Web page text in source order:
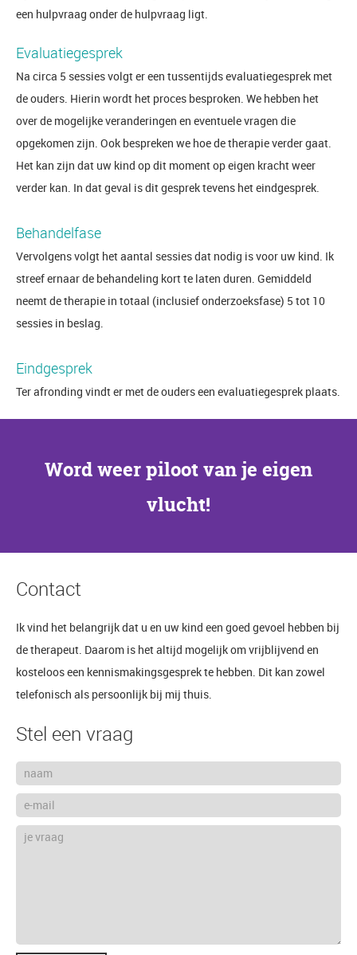
een hulpvraag onder de hulpvraag ligt.
Evaluatiegesprek
Na circa 5 sessies volgt er een tussentijds evaluatiegesprek met
de ouders. Hierin wordt het proces besproken. We hebben het
over de mogelijke veranderingen en eventuele vragen die
opgekomen zijn. Ook bespreken we hoe de therapie verder gaat.
Het kan zijn dat uw kind op dit moment op eigen kracht weer
verder kan. In dat geval is dit gesprek tevens het eindgesprek.
Behandelfase
Vervolgens volgt het aantal sessies dat nodig is voor uw kind. Ik
streef ernaar de behandeling kort te laten duren. Gemiddeld
neemt de therapie in totaal (inclusief onderzoeksfase) 5 tot 10
sessies in beslag.
Eindgesprek
Ter afronding vindt er met de ouders een evaluatiegesprek plaats.
Word weer piloot van je eigen
vlucht!
Contact
Ik vind het belangrijk dat u en uw kind een goed gevoel hebben bij
de therapeut. Daarom is het altijd mogelijk om vrijblijvend en
kosteloos een kennismakingsgesprek te hebben. Dit kan zowel
telefonisch als persoonlijk bij mij thuis.
Stel een vraag